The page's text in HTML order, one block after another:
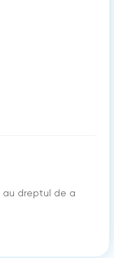
au dreptul de a